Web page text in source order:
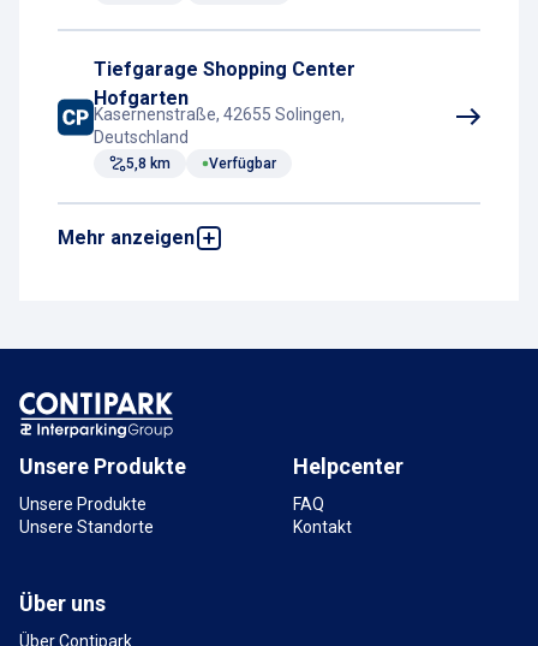
Tiefgarage Shopping Center
Hofgarten
Kasernenstraße, 42655 Solingen,
Deutschland
5,8 km Verfügbar
Mehr anzeigen
Tiefgarage Bachtor Center
Parkhaus Stadtmitte /
Goerdelerstraße
Florastraße 3, 42651 Solingen, Deutschland
6,2 km
Unsere Produkte
Unsere Produkte
Unsere Standorte
Helpcenter
FAQ
Kontakt
Über uns
Über Contipark